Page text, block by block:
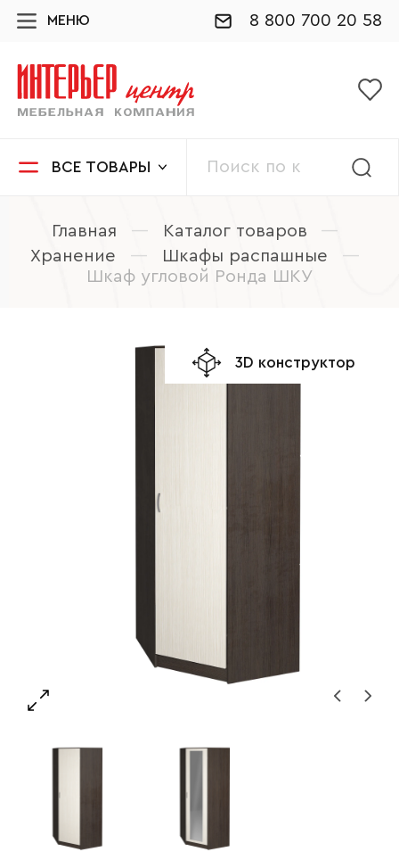
МЕНЮ 8 800 700 20 58
ВСЕ ТОВАРЫ
Главная — Каталог товаров
—
Хранение
— Шкафы распашные
—
Шкаф угловой Ронда ШКУ
3D конструктор